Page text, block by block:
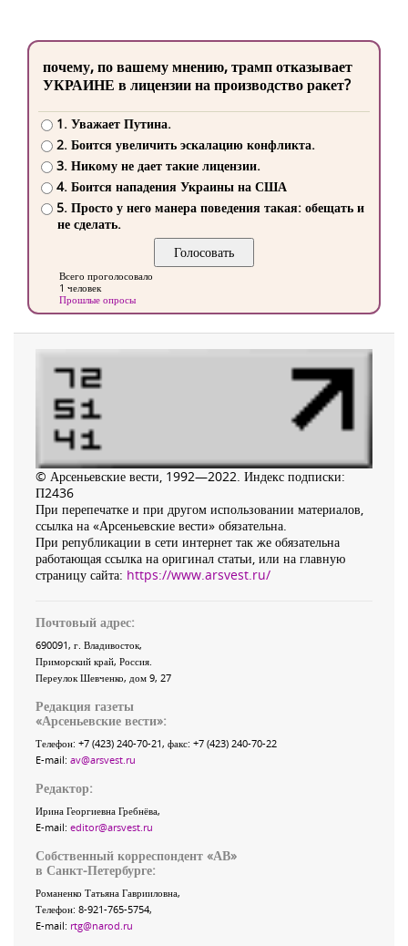
почему, по вашему мнению, трамп отказывает
УКРАИНЕ в лицензии на производство ракет?
1. Уважает Путина.
2. Боится увеличить эскалацию конфликта.
3. Никому не дает такие лицензии.
4. Боится нападения Украины на США
5. Просто у него манера поведения такая: обещать и
не сделать.
Всего проголосовало
1 человек
Прошлые опросы
© Арсеньевские вести, 1992—2022. Индекс подписки:
П2436
При перепечатке и при другом использовании материалов,
ссылка на «Арсеньевские вести» обязательна.
При републикации в сети интернет так же обязательна
работающая ссылка на оригинал статьи, или на главную
страницу сайта: https://www.arsvest.ru/
Почтовый адрес:
690091, г. Владивосток,
Приморский край, Россия
Переулок Шевченко, дом 9, 27
Редакция газеты
«Арсеньевские вести»:
Телефон: +7 (423) 240-70-21, факс: +7 (423) 240-70-22
E-mail: av@arsvest.ru
Редактор:
Ирина Георгиевна Гребнёва,
E-mail: editor@arsvest.ru
Собственный корреспондент «АВ»
в Санкт-Петербурге:
Романенко Татьяна Гаврииловна,
Телефон: 8-921-765-5754,
E-mail: rtg@narod.ru